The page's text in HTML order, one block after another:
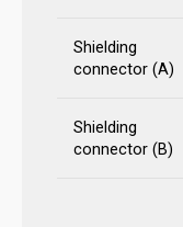
Shielding
connector (A)
Shielding
connector (B)